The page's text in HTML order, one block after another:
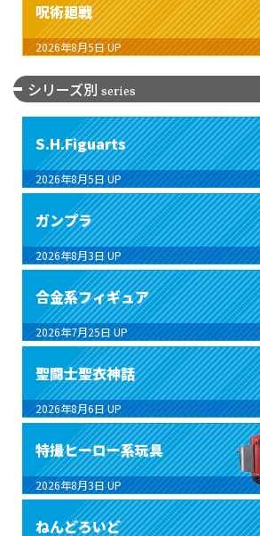
呪術廻戦
2026年8月5日 UP
シリーズ別 series
S.H.Figuarts
2026年8月5日 UP
ガンプラ
2026年8月3日 UP
合金系フィギュア
2026年7月25日 UP
聖闘士聖衣神話
2026年8月6日 UP
特撮ヒーロー系玩具
2026年8月3日 UP
ねんどろいど